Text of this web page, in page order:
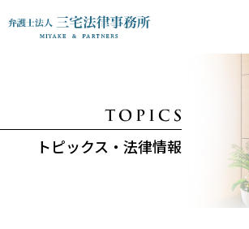
トピックス・法律情報